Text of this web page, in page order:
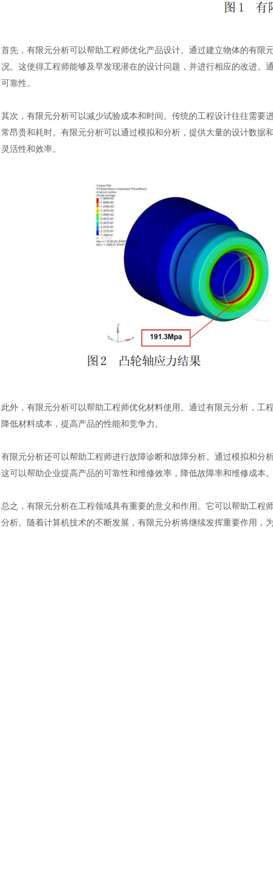
首先，有限元分析可以帮助工程师优化产品设计。通过建立物体的有
况。这使得工程师能够及早发现潜在的设计问题，并进行相应的改进
可靠性。
其次，有限元分析可以减少试验成本和时间。传统的工程设计往往需
常昂贵和耗时。有限元分析可以通过模拟和分析，提供大量的设计数
灵活性和效率。
此外，有限元分析可以帮助工程师优化材料使用。通过有限元分析，
降低材料成本，提高产品的性能和竞争力。
有限元分析还可以帮助工程师进行故障诊断和故障分析。通过模拟和
这可以帮助企业提高产品的可靠性和维修效率，降低故障率和维修成本
总之，有限元分析在工程领域具有重要的意义和作用。它可以帮助工
分析。随着计算机技术的不断发展，有限元分析将继续发挥重要作用，